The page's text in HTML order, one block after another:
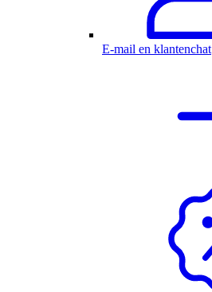
E-mail en klantenchat